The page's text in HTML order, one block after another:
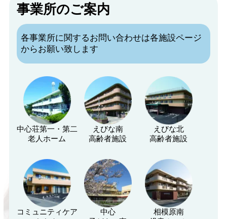
事業所のご案内
各事業所に関するお問い合わせは各施設ページ
からお願い致します
中心荘第一・第二
老人ホーム
えびな南
高齢者施設
えびな北
高齢者施設
コミュニティケア
中心
相模原南